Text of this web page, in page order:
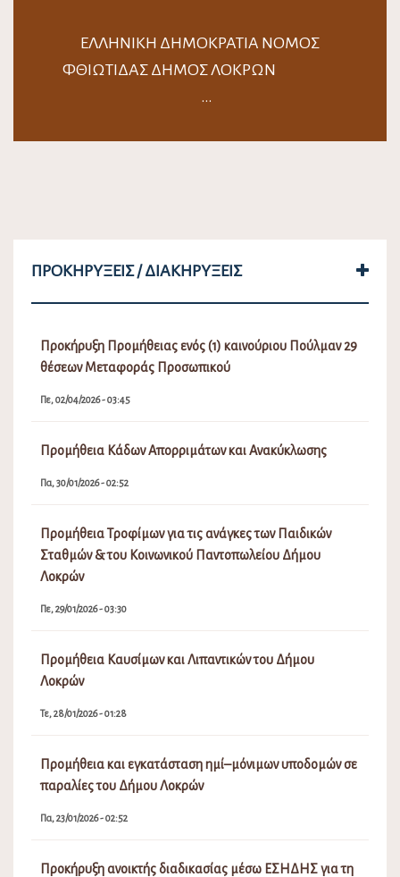
ΕΛΛΗΝΙΚΗ ΔΗΜΟΚΡΑΤΙΑ ΝΟΜΟΣ
ΦΘΙΩΤΙΔΑΣ ΔΗΜΟΣ ΛΟΚΡΩΝ
…
ΠΡΟΚΗΡΎΞΕΙΣ / ΔΙΑΚΗΡΎΞΕΙΣ
Προκήρυξη Προμήθειας ενός (1) καινούριου Πούλμαν 29
θέσεων Μεταφοράς Προσωπικού
Πε, 02/04/2026 - 03:45
Προμήθεια Κάδων Απορριμάτων και Ανακύκλωσης
Πα, 30/01/2026 - 02:52
Προμήθεια Τροφίμων για τις ανάγκες των Παιδικών
Σταθμών & του Κοινωνικού Παντοπωλείου Δήμου
Λοκρών
Πε, 29/01/2026 - 03:30
Προμήθεια Καυσίμων και Λιπαντικών του Δήμου
Λοκρών
Τε, 28/01/2026 - 01:28
Προμήθεια και εγκατάσταση ημί–μόνιμων υποδομών σε
παραλίες του Δήμου Λοκρών
Πα, 23/01/2026 - 02:52
Προκήρυξη ανοικτής διαδικασίας μέσω ΕΣΗΔΗΣ για τη